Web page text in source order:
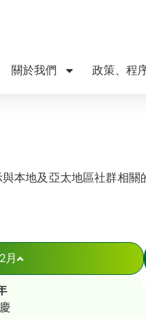
關於我們 政策、程
本地及亞太地區社群相
2月